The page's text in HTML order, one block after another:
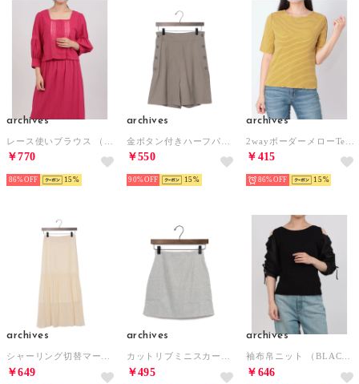
archives
￥770
86% 15
archives
￥550
90% 15
archives
￥415
86% 15
archives
￥649
archives
￥495
archives
￥646